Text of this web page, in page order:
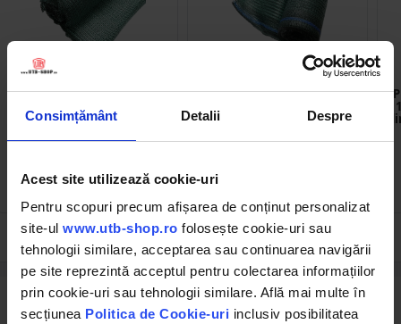
Consimțământ Detalii Despre
Acest site utilizează cookie-uri
Pentru scopuri precum afișarea de conținut personalizat
site-ul www.utb-shop.ro folosește cookie-uri sau
tehnologii similare, acceptarea sau continuarea navigării
pe site reprezintă acceptul pentru colectarea informațiilor
prin cookie-uri sau tehnologii similare. Află mai multe în
secțiunea Politica de Cookie-uri inclusiv posibilitatea
Plasa umbrire 85% latime
1.5M, lungime 20M verde
din polietilena cu protectie
46.31 RON
Plasa umbrire 85% latime
din polietilena cu protectie
Descrierea produsului